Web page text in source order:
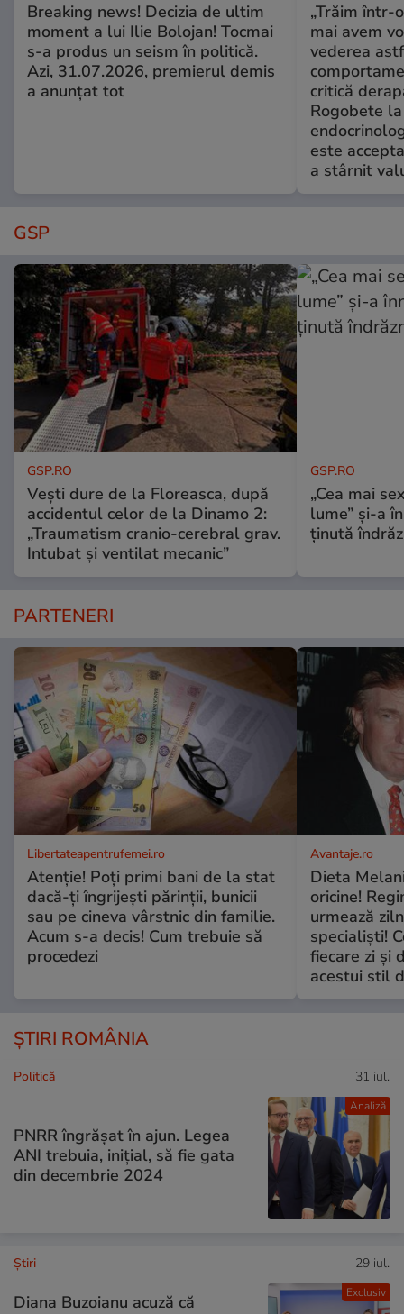
Breaking news! Decizia de ultim
moment a lui Ilie Bolojan! Tocmai
s-a produs un seism în politică.
Azi, 31.07.2026, premierul demis
a anunțat tot
„Trăim într-
mai avem
vederea
critică
Rogobete
este
a stârnit
GSP
GSP.RO
Vești dure de la Floreasca, după
accidentul celor de la Dinamo 2:
„Traumatism cranio-cerebral grav.
Intubat și ventilat mecanic”
GSP.RO
„Cea mai
lume” și-a
ținută
PARTENERI
Libertateapentrufemei.ro
Atenție! Poți primi bani de la stat
dacă-ți îngrijești părinții, bunicii
sau pe cineva vârstnic din familie.
Acum s-a decis! Cum trebuie să
procedezi
Avantaje.ro
Dieta
oricine!
urmează
specialiști!
fiecare zi și
acestui stil
ȘTIRI ROMÂNIA
Analiză
Politică 31 iul.
PNRR îngrășat în ajun. Legea
ANI trebuia, inițial, să fie gata
din decembrie 2024
Exclusiv
Ştiri 29 iul.
Diana Buzoianu acuză că